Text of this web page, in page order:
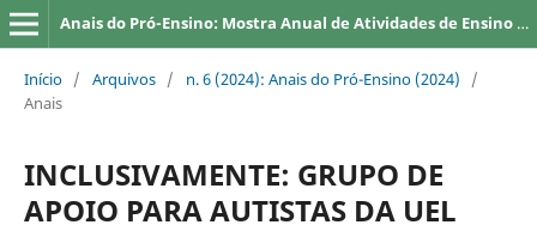
Anais do Pró-Ensino: Mostra Anual de Atividades de Ensino da UEL
Início / Arquivos / n. 6 (2024): Anais do Pró-Ensino (2024)
/
Anais
INCLUSIVAMENTE: GRUPO DE
APOIO PARA AUTISTAS DA UEL